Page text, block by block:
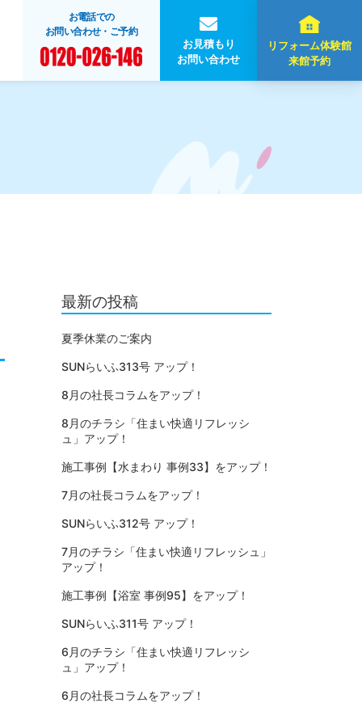
お電話での
お問い合わせ・ご予約
お見積もり
お問い合わせ
リフォーム体験館
来館予約
最新の投稿
夏季休業のご案内
SUNらいふ313号 アップ！
8月の社長コラムをアップ！
8月のチラシ「住まい快適リフレッシ
ュ」アップ！
施工事例【水まわり 事例33】をアップ！
7月の社長コラムをアップ！
SUNらいふ312号 アップ！
7月のチラシ「住まい快適リフレッシュ」
アップ！
施工事例【浴室 事例95】をアップ！
SUNらいふ311号 アップ！
6月のチラシ「住まい快適リフレッシ
ュ」アップ！
6月の社長コラムをアップ！